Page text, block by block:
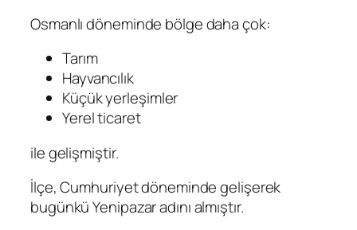
Osmanlı döneminde bölge daha çok:
Tarım
Hayvancılık
Küçük yerleşimler
Yerel ticaret
ile gelişmiştir.
İlçe, Cumhuriyet döneminde gelişerek
bugünkü Yenipazar adını almıştır.